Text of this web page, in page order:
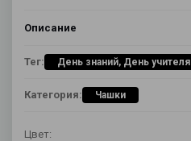
Описание
Тег: День знаний, День учителя
Категория: Чашки
Цвет: